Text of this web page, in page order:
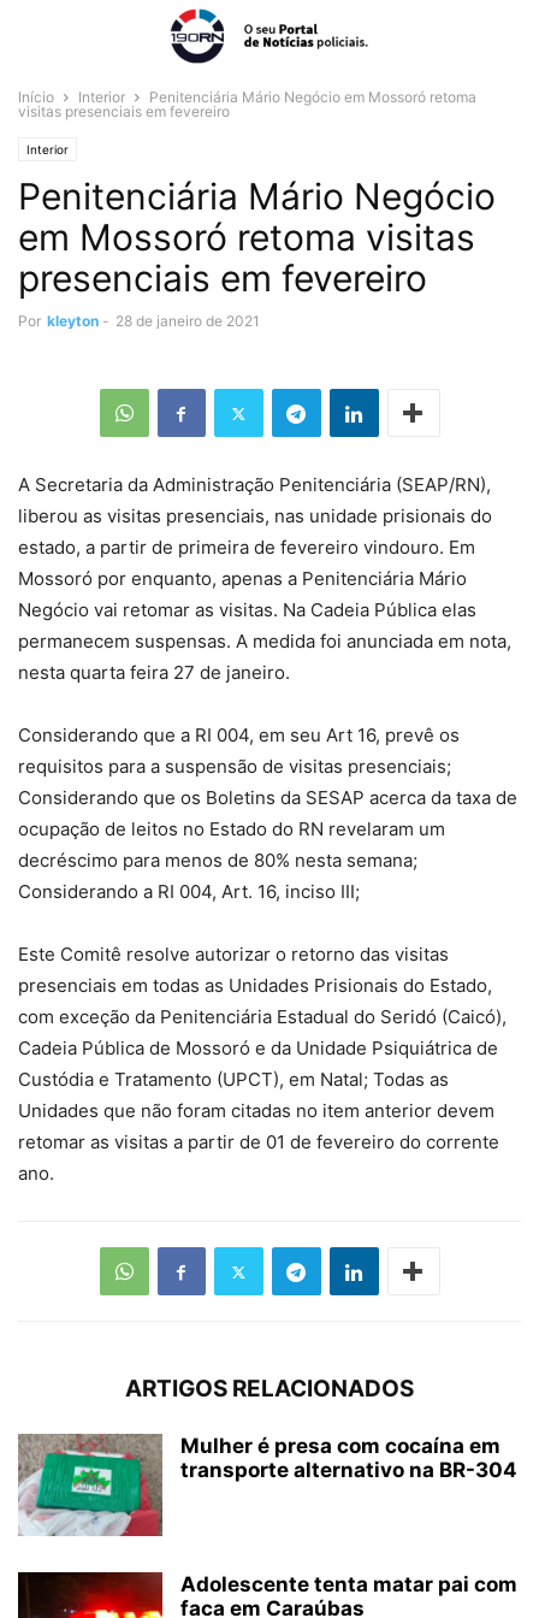
Início Interior
Penitenciária Mário Negócio em Mossoró retoma
visitas presenciais em fevereiro
Interior
Penitenciária Mário Negócio
em Mossoró retoma visitas
presenciais em fevereiro
Por kleyton - 28 de janeiro de 2021
A Secretaria da Administração Penitenciária (SEAP/RN),
liberou as visitas presenciais, nas unidade prisionais do
estado, a partir de primeira de fevereiro vindouro. Em
Mossoró por enquanto, apenas a Penitenciária Mário
Negócio vai retomar as visitas. Na Cadeia Pública elas
permanecem suspensas. A medida foi anunciada em nota,
nesta quarta feira 27 de janeiro.
Considerando que a RI 004, em seu Art 16, prevê os
requisitos para a suspensão de visitas presenciais;
Considerando que os Boletins da SESAP acerca da taxa de
ocupação de leitos no Estado do RN revelaram um
decréscimo para menos de 80% nesta semana;
Considerando a RI 004, Art. 16, inciso III;
Este Comitê resolve autorizar o retorno das visitas
presenciais em todas as Unidades Prisionais do Estado,
com exceção da Penitenciária Estadual do Seridó (Caicó),
Cadeia Pública de Mossoró e da Unidade Psiquiátrica de
Custódia e Tratamento (UPCT), em Natal; Todas as
Unidades que não foram citadas no item anterior devem
retomar as visitas a partir de 01 de fevereiro do corrente
ano.
ARTIGOS RELACIONADOS
Mulher é presa com cocaína em
transporte alternativo na BR-304
Adolescente tenta matar pai com
faca em Caraúbas